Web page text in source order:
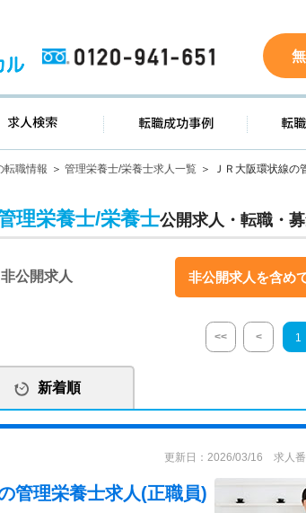
0120-941-651
イド 求人検索 転職成功
転職情報 管理栄養士/栄養士求人一覧 ＪＲ大阪環状線の
理栄養士/栄養士公開求人・転職・
非公開求人 非公開求人を含め
<< < 1
新着順
更新日：2026/03/16 求人
管理栄養士求人(正職員)